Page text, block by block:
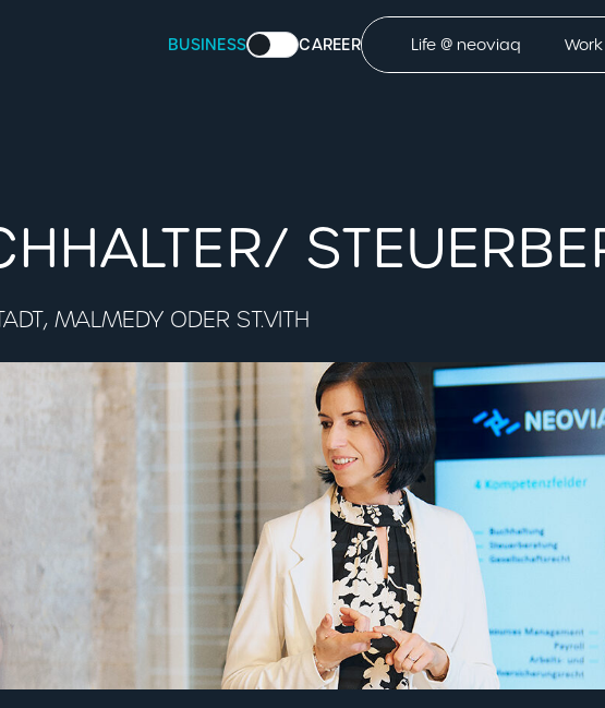
BUSINESS CAREER Life @ neoviaq
MALMEDY ODER ST.VITH